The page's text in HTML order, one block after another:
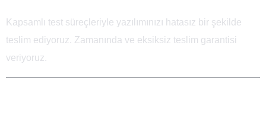
Kapsamlı test süreçleriyle yazılımınızı hatasız bir şekilde
teslim ediyoruz. Zamanında ve eksiksiz teslim garantisi
veriyoruz.